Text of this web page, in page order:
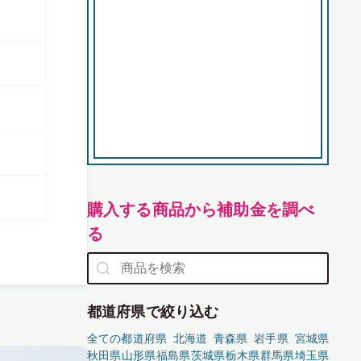
購入する商品から補助金を調べ
る
都道府県で絞り込む
全ての都道府県 北海道 青森県 岩手県 宮城県
秋田県山形県福島県茨城県栃木県群馬県埼玉県